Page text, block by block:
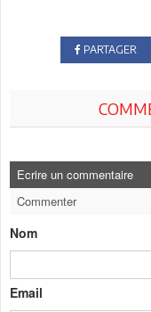
PARTAGER
Ecrire un commentaire
Commenter
Nom
Email